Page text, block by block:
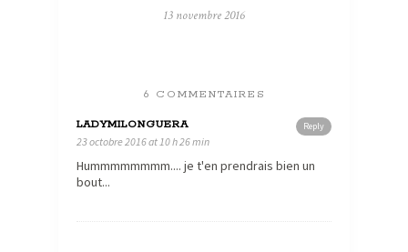
13 novembre 2016
6 COMMENTAIRES
Reply
LADYMILONGUERA
23 octobre 2016 at 10 h 26 min
Hummmmmmmm.... je t'en prendrais bien un
bout...